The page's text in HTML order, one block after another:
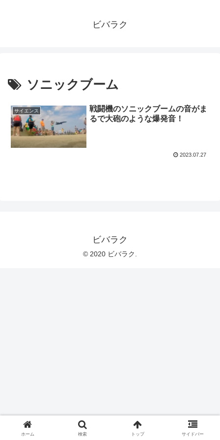
ビバラク
ソニックブーム
サイエンス
戦闘機のソニックブームの音がま
るで大砲のような爆発音！
2023.07.27
ビバラク
© 2020 ビバラク.
ホーム 検索 トップ サイドバー